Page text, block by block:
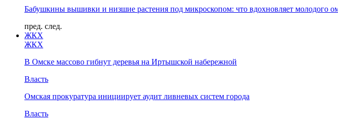
Бабушкины вышивки и низшие растения под микроскопом: что вдохновляет молодого
пред. след.
ЖКХ
ЖКХ
В Омске массово гибнут деревья на Иртышской набережной
Власть
Омская прокуратура инициирует аудит ливневых систем города
Власть